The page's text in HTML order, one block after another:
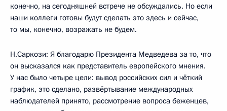
конечно, на сегодняшней встрече не обсуждались. Но если
наши коллеги готовы будут сделать это здесь и сейчас,
то мы, конечно, возражать не будем.
Н.Саркози: Я благодарю Президента Медведева за то, что
он высказался как представитель европейского мнения.
У нас было четыре цели: вывод российских сил и чёткий
график, это сделано, развёртывание международных
наблюдателей принято, рассмотрение вопроса беженцев,